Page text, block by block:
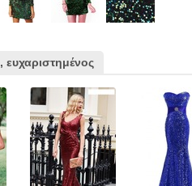
ευχαριστημένος